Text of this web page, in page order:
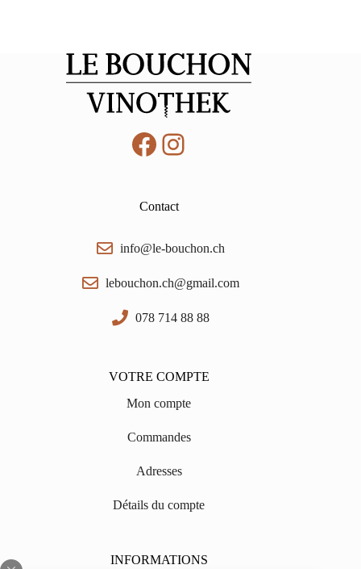
Facebook
Instagram
Contact
info@le-bouchon.ch
lebouchon.ch@gmail.com
078 714 88 88
VOTRE COMPTE
Mon compte
Commandes
Adresses
Détails du compte
INFORMATIONS